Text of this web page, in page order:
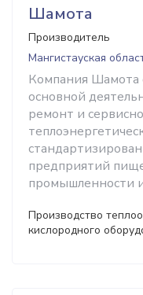
Шамота
Производитель
Мангистауская
Компания Шамота
основной
ремонт и
предприятий
промышленности
Производство
кислородного